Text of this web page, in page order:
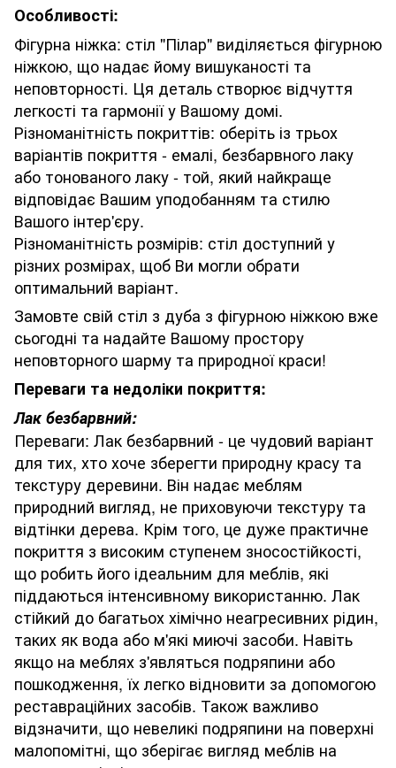
Особливості:
Фігурна ніжка: стіл "Пілар" виділяється фігурною
ніжкою, що надає йому вишуканості та
неповторності. Ця деталь створює відчуття
легкості та гармонії у Вашому домі.
Різноманітність покриттів: оберіть із трьох
варіантів покриття - емалі, безбарвного лаку
або тонованого лаку - той, який найкраще
відповідає Вашим уподобанням та стилю
Вашого інтер'єру.
Різноманітність розмірів: стіл доступний у
різних розмірах, щоб Ви могли обрати
оптимальний варіант.
Замовте свій стіл з дуба з фігурною ніжкою вже
сьогодні та надайте Вашому простору
неповторного шарму та природної краси!
Переваги та недоліки покриття:
Лак безбарвний:
Переваги: Лак безбарвний - це чудовий варіант
для тих, хто хоче зберегти природну красу та
текстуру деревини. Він надає меблям
природний вигляд, не приховуючи текстуру та
відтінки дерева. Крім того, це дуже практичне
покриття з високим ступенем зносостійкості,
що робить його ідеальним для меблів, які
піддаються інтенсивному використанню. Лак
стійкий до багатьох хімічно неагресивних рідин,
таких як вода або м'які миючі засоби. Навіть
якщо на меблях з'являться подряпини або
пошкодження, їх легко відновити за допомогою
реставраційних засобів. Також важливо
відзначити, що невеликі подряпини на поверхні
малопомітні, що зберігає вигляд меблів на